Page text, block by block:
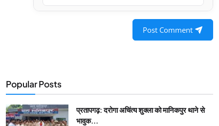
Post Comment
Popular Posts
प्रतापगढ़: दरोगा अचिंत्य शुक्ला को मानिकपुर थाने से
भावुक...